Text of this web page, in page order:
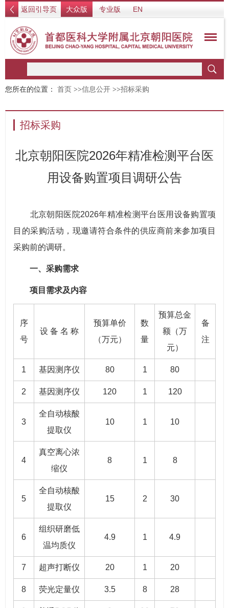
返回引导页 大众版 专业版 EN
您所在的位置： 首页 >>信息公开 >>招标采购
招标采购
北京朝阳医院2026年精准检测平台医
用设备购置项目调研公告
北京朝阳医院2026年精准检测平台医用设备购置项
目的采购活动，现邀请符合条件的供应商前来参加项目
采购前的调研。
一、采购需求
项目需求及内容
序
号
设 备 名 称
预算单价
（万元）
数
量
预算总金
额（万
元）
备
注
1 基因测序仪 80 1 80
2 基因测序仪 120 1 120
3
全自动核酸
提取仪
10 1 10
4
真空离心浓
缩仪
8 1 8
5
全自动核酸
提取仪
15 2 30
6
组织研磨低
温均质仪
4.9 1 4.9
7 超声打断仪 20 1 20
8 荧光定量仪 3.5 8 28